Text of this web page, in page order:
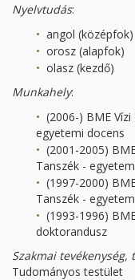
Nyelvtudás:
angol (középfok)
orosz (alapfok)
olasz (kezdő)
Munkahely:
(2006-) BME
egyetemi docens
(2001-2005)
Tanszék -
(1997-2000)
Tanszék -
(1993-1996)
doktorandusz
Szakmai tevékenység,
Tudományos testület